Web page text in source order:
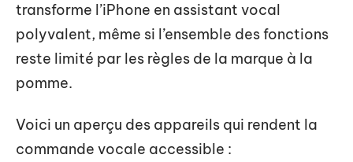
transforme l’iPhone en assistant vocal
polyvalent, même si l’ensemble des fonctions
reste limité par les règles de la marque à la
pomme.
Voici un aperçu des appareils qui rendent la
commande vocale accessible :